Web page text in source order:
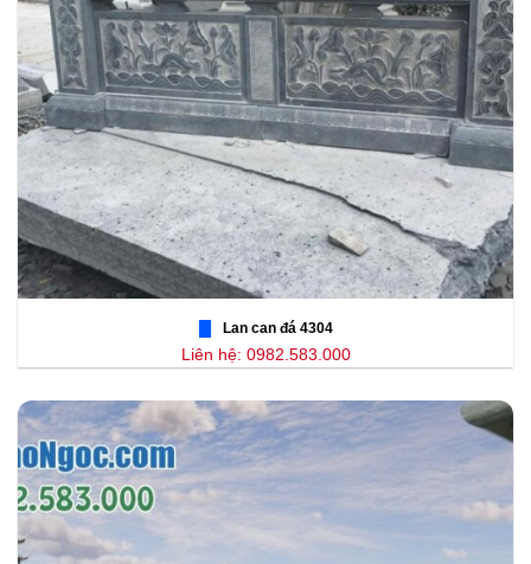
Lan can đá 4304
Liên hệ: 0982.583.000